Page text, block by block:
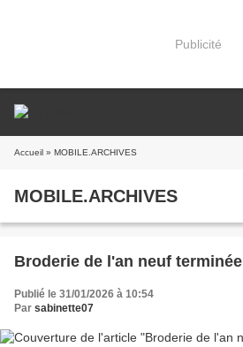
Publicité
Accueil » MOBILE.ARCHIVES
MOBILE.ARCHIVES
Broderie de l'an neuf terminée
Publié le 31/01/2026 à 10:54
Par sabinette07